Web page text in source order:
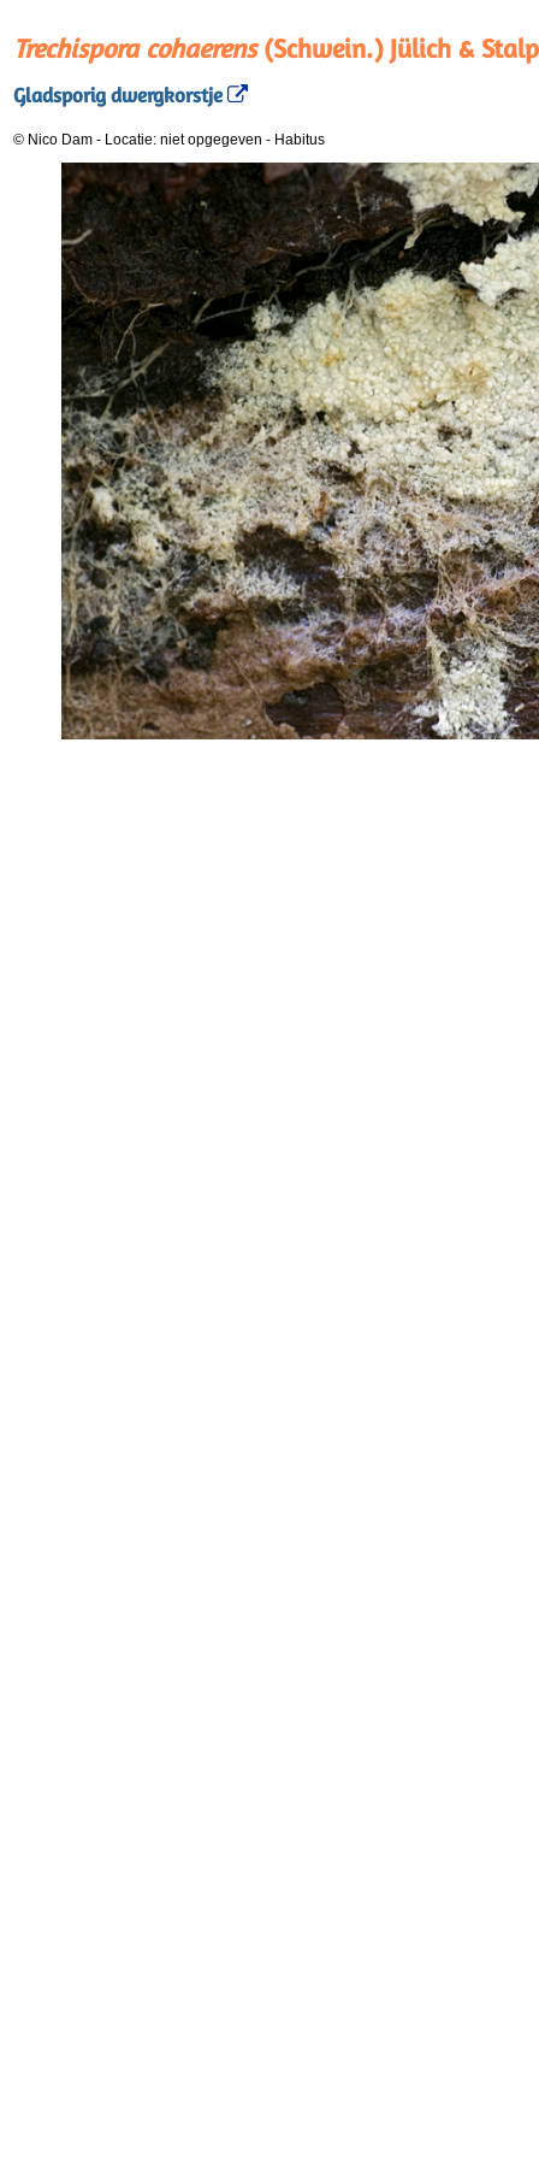
Trechispora cohaerens(Schwein.) Jülich &
Gladsporig dwergkorstje
© Nico Dam - Locatie: niet opgegeven - Habitus